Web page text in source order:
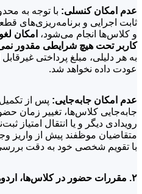
عدم امکان کنسلی: با توجه به
ثابت اجرایی و برنامه‌ریزی‌های
و کلاس‌ها انجام می‌شود، امکان
کاربر تحت هیچ شرایطی مقدور
به هر دلیلی، مبلغ پرداختی
عودت داده نخواهد شد.
عدم امکان جابه‌جایی: پس از
جابه‌جایی کلاس‌ها، تغییر زمان
رویدادی دیگر و یا انتقال امتیاز
متقاضیان موظفند پیش از واریز
با تقویم شخصی خود به دقت
۲. مقررات حضور در کلاس‌ها، اردوها و رویدادهای عملی